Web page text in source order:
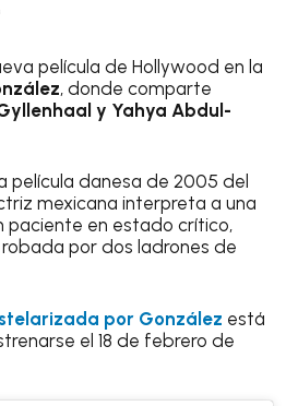
película de Hollywood en la
, donde comparte
y Yahya Abdul-
película danesa de 2005 del
mexicana interpreta a una
paciente en estado crítico,
por dos ladrones de
por González está
el 18 de febrero de